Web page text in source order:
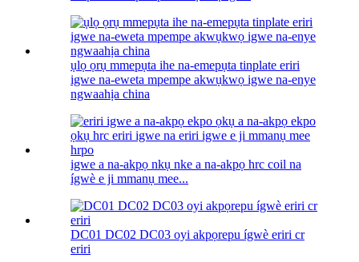
ụlọ ọrụ mmepụta ihe na-emepụta tinplate eriri
igwe na-eweta mpempe akwụkwọ igwe na-enye
ngwaahịa china
igwe a na-akpọ nkụ nke a na-akpọ hrc coil na
ígwè e ji mmanụ mee...
DC01 DC02 DC03 oyi akpọrepu ígwè eriri cr
eriri